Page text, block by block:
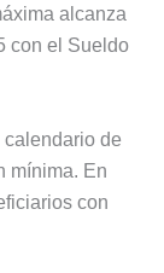
alcanza
con el Sueldo
calendario de
mínima. En
con